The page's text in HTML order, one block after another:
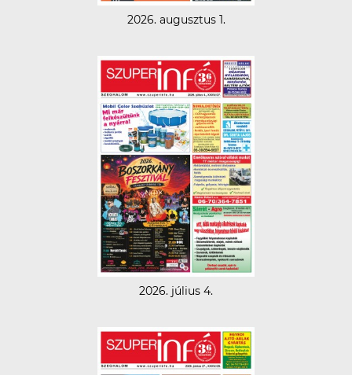
2026. augusztus 1.
2026. július 4.